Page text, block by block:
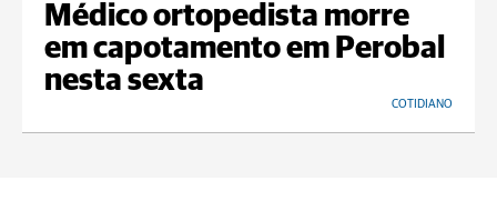
Médico ortopedista morre
em capotamento em Perobal
nesta sexta
COTIDIANO